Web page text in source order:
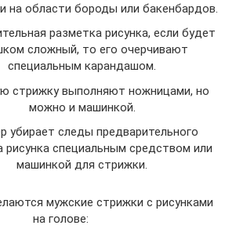
на области бороды или бакенбардов.
разметка рисунка, если будет
сложный, то его очерчивают
специальным карандашом.
стрижку выполняют ножницами, но
можно и машинкой.
убирает следы предварительного
рисунка специальным средством или
машинкой для стрижки.
мужские стрижки с рисунками
на голове: